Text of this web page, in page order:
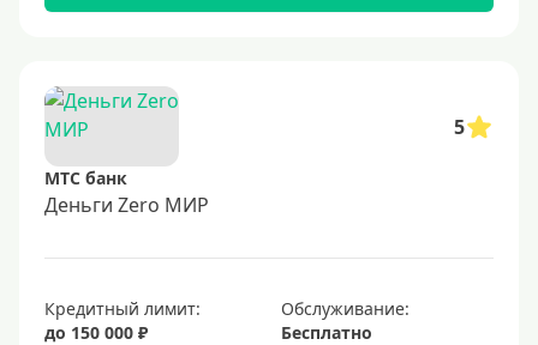
5
МТС банк
Деньги Zero МИР
Кредитный лимит:
до 150 000 ₽
Обслуживание:
Бесплатно